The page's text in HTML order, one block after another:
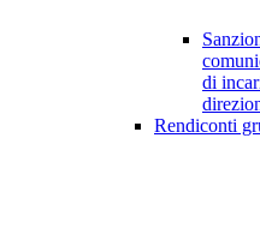
di
Rendiconti